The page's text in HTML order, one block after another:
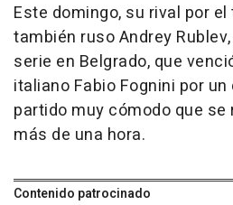
Este domingo, su rival por
también ruso Andrey
serie en Belgrado, que
italiano Fabio Fognini por un
partido muy cómodo que
más de una hora.
Contenido patrocinado